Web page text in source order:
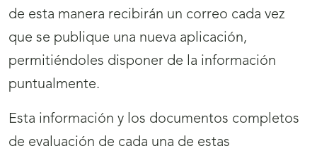
de esta manera recibirán un correo cada vez
que se publique una nueva aplicación,
permitiéndoles disponer de la información
puntualmente.
Esta información y los documentos completos
de evaluación de cada una de estas